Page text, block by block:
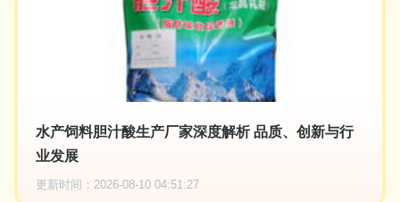
水产饲料胆汁酸生产厂家深度解析 品质、创新与行
业发展
更新时间：2026-08-10 04:51:27